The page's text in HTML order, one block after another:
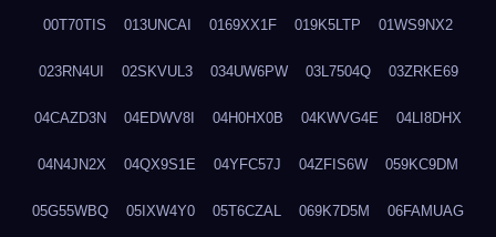
00T70TIS 013UNCAI 0169XX1F 019K5LTP 01WS9NX2
023RN4UI 02SKVUL3 034UW6PW 03L7504Q 03ZRKE69
04CAZD3N 04EDWV8I 04H0HX0B 04KWVG4E 04LI8DHX
04N4JN2X 04QX9S1E 04YFC57J 04ZFIS6W 059KC9DM
05G55WBQ 05IXW4Y0 05T6CZAL 069K7D5M 06FAMUAG